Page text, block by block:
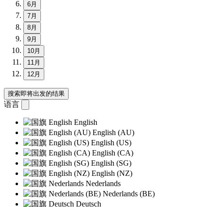
6月
7月
8月
9月
10月
11月
12月
搜索即将出发的结果
语言
English
English (AU)
English (US)
English (CA)
English (SG)
English (NZ)
Nederlands
Nederlands (BE)
Deutsch